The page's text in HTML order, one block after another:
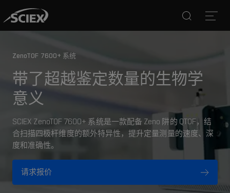
ZenoTOF 7600+ 系统
带了超越鉴定数量的生物学
意义
SCIEX ZenoTOF 7600+ 系统是一款配备 Zeno 阱的 QTOF，结
合扫描四极杆维度的额外特异性，提升定量测量的速度、深
度和准确性。
请求报价